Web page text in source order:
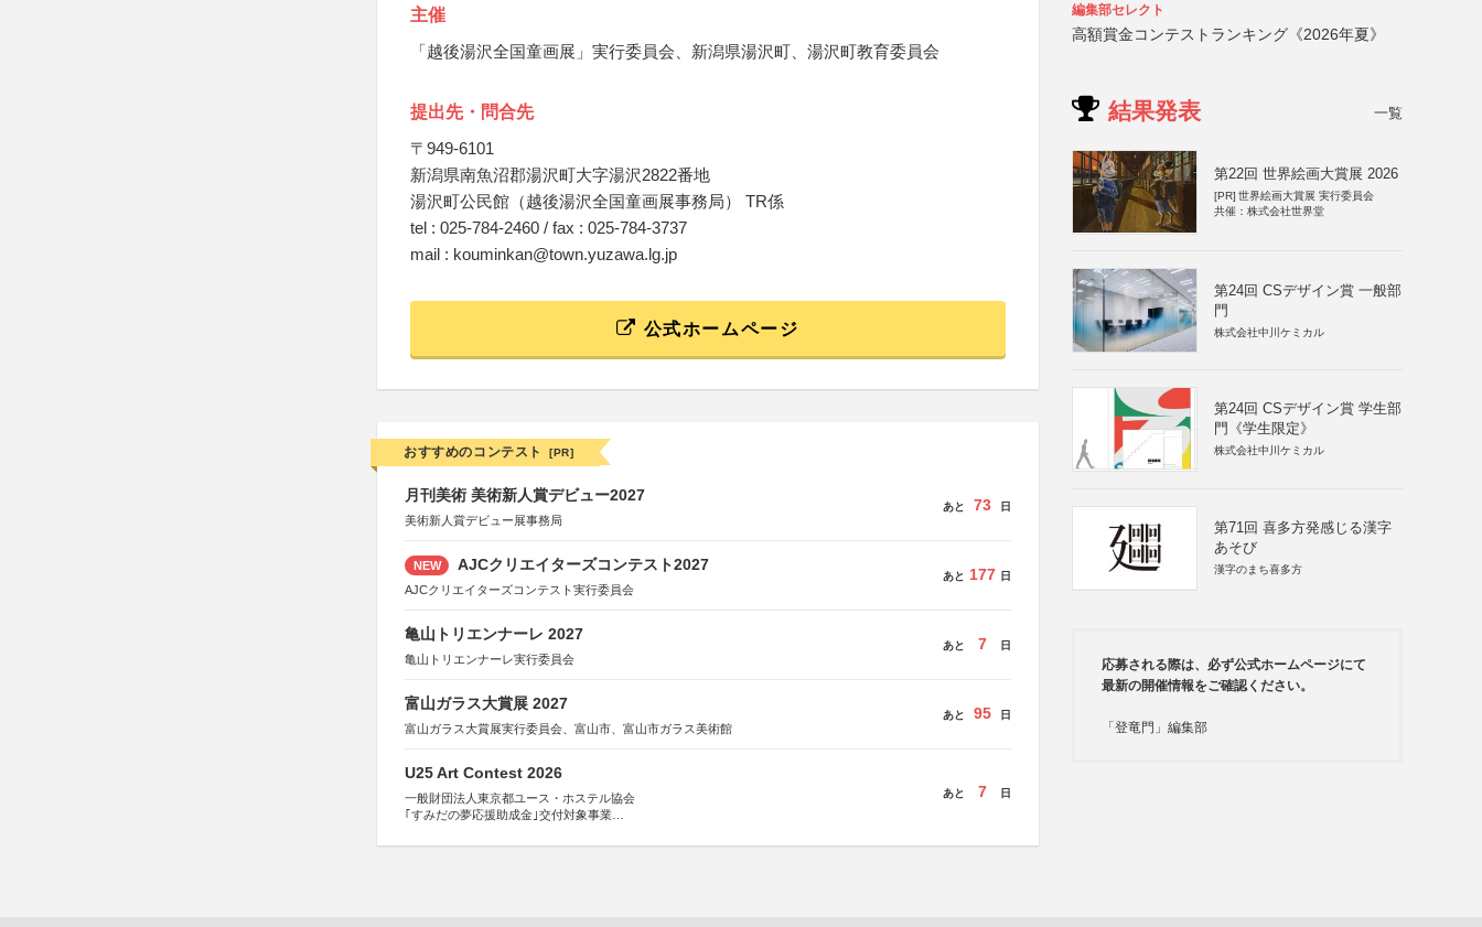
主催
「越後湯沢全国童画展」実行委員会、新潟県湯沢町、湯沢町教育委員会
提出先・問合先
〒949-6101
新潟県南魚沼郡湯沢町大字湯沢2822番地
湯沢町公民館（越後湯沢全国童画展事務局） TR係
tel : 025-784-2460 / fax : 025-784-3737
mail : kouminkan@town.yuzawa.lg.jp
公式ホームページ
おすすめのコンテスト [PR]
月刊美術 美術新人賞デビュー2027
美術新人賞デビュー展事務局
あと 73 日
NEW AJCクリエイターズコンテスト2027
AJCクリエイターズコンテスト実行委員会
あと 177 日
亀山トリエンナーレ 2027
亀山トリエンナーレ実行委員会
あと 7 日
富山ガラス大賞展 2027
富山ガラス大賞展実行委員会、富山市、富山市ガラス美術館
あと 95 日
U25 Art Contest 2026
一般財団法人東京都ユース・ホステル協会
｢すみだの夢応援助成金｣交付対象事業
あと 7 日
編集部セレクト
高額賞金コンテストランキング《2026年夏》
結果発表 一覧
第22回 世界絵画大賞展 2026
[PR] 世界絵画大賞展 実行委員会
共催：株式会社世界堂
第24回 CSデザイン賞 一般部
門
株式会社中川ケミカル
第24回 CSデザイン賞 学生部
門《学生限定》
株式会社中川ケミカル
第71回 喜多方発感じる漢字
あそび
漢字のまち喜多方
応募される際は、必ず公式ホームページにて
最新の開催情報をご確認ください。
「登竜門」編集部